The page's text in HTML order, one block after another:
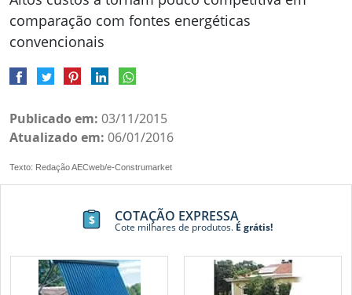
comparação com fontes energéticas
convencionais
Publicado em: 03/11/2015
Atualizado em: 06/01/2016
Texto: Redação AECweb/e-Construmarket
COTAÇÃO EXPRESSA
Cote milhares de produtos.É grátis!